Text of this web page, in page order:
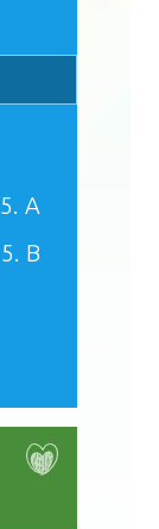
5. A
5. B